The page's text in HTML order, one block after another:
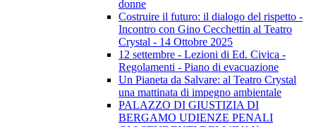
donne
Costruire il futuro: il dialogo del rispetto -
Incontro con Gino Cecchettin al Teatro
Crystal - 14 Ottobre 2025
12 settembre - Lezioni di Ed. Civica -
Regolamenti - Piano di evacuazione
Un Pianeta da Salvare: al Teatro Crystal
una mattinata di impegno ambientale
PALAZZO DI GIUSTIZIA DI
BERGAMO UDIENZE PENALI